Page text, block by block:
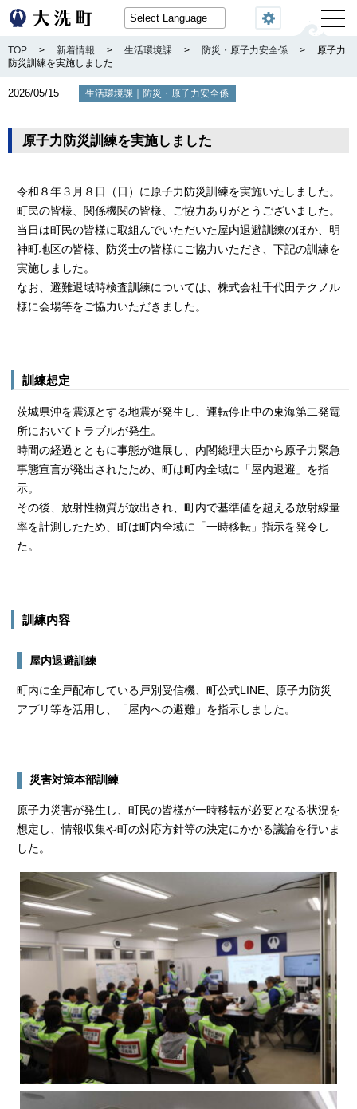
閲覧機能
TOP > 新着情報 > 生活環境課 > 防災・原子力安全係 >
原子力
防災訓練を実施しました
2026/05/15 生活環境課 ｜防災・原子力安全係
原子力防災訓練を実施しました
令和８年３月８日（日）に原子力防災訓練を実施いたしました。
町民の皆様、関係機関の皆様、ご協力ありがとうございました。
当日は町民の皆様に取組んでいただいた屋内退避訓練のほか、明
神町地区の皆様、防災士の皆様にご協力いただき、下記の訓練を
実施しました。
なお、避難退域時検査訓練については、株式会社千代田テクノル
様に会場等をご協力いただきました。
訓練想定
茨城県沖を震源とする地震が発生し、運転停止中の東海第二発電
所においてトラブルが発生。
時間の経過とともに事態が進展し、内閣総理大臣から原子力緊急
事態宣言が発出されたため、町は町内全域に「屋内退避」を指
示。
その後、放射性物質が放出され、町内で基準値を超える放射線量
率を計測したため、町は町内全域に「一時移転」指示を発令し
た。
訓練内容
屋内退避訓練
町内に全戸配布している戸別受信機、町公式LINE、原子力防災
アプリ等を活用し、「屋内への避難」を指示しました。
災害対策本部訓練
原子力災害が発生し、町民の皆様が一時移転が必要となる状況を
想定し、情報収集や町の対応方針等の決定にかかる議論を行いま
した。